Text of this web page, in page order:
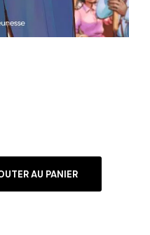
AU PANIER